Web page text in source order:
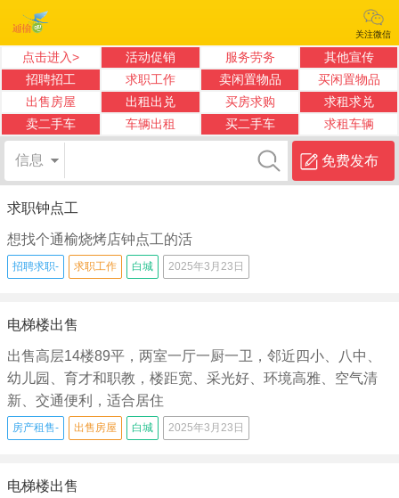
关注微信
点击进入> 活动促销 服务劳务
其他宣传
招聘招工
求职工作 卖闲置物品
买闲置物品
出售房屋
出租出兑 买房求购
求租求兑
卖二手车
车辆出租 买二手车 求租车辆
免费发布
信息
求职钟点工
想找个通榆烧烤店钟点工的活
招聘求职- 求职工作 白城 2025年3月23日
电梯楼出售
出售高层14楼89平，两室一厅一厨一卫，邻近四小、八中、
幼儿园、育才和职教，楼距宽、采光好、环境高雅、空气清
新、交通便利，适合居住
房产租售- 出售房屋 白城 2025年3月23日
电梯楼出售